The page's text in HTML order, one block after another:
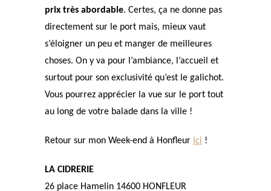
prix très abordable. Certes, ça ne donne pas
directement sur le port mais, mieux vaut
s’éloigner un peu et manger de meilleures
choses. On y va pour l’ambiance, l’accueil et
surtout pour son exclusivité qu’est le galichot.
Vous pourrez apprécier la vue sur le port tout
au long de votre balade dans la ville !
Retour sur mon Week-end à Honfleur ici !
LA CIDRERIE
26 place Hamelin 14600 HONFLEUR